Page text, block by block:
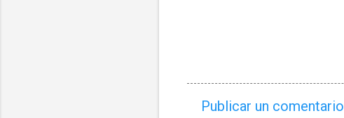
Publicar un comentario